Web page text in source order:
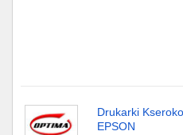
Drukarki
EPSON